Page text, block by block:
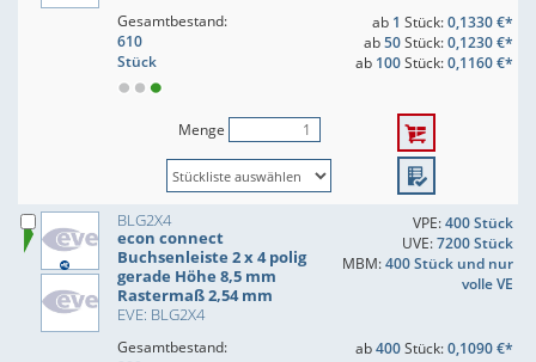
Gesamtbestand:
610
Stück
ab 1 Stück:0,1330 €*
ab50Stück:0,1230 €*
ab 100Stück:0,1160 €*
Menge
BLG2X4
econ connect
Buchsenleiste 2 x 4 polig
gerade Höhe 8,5 mm
Rastermaß 2,54 mm
EVE: BLG2X4
VPE:400 Stück
UVE:7200 Stück
MBM:400 Stück und nur
volle VE
Gesamtbestand:
ab400Stück:0,1090 €*